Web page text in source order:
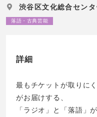
渋谷区文化総合セン
落語・古典芸能
詳細
最もチケットが取りに
がお届けする、
「ラジオ」と「落語」